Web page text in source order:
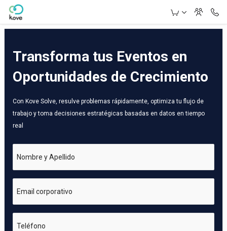
Skip to Main Content
Transforma tus Eventos en
Oportunidades de Crecimiento
Con Kove Solve, resulve problemas rápidamente, optimiza tu flujo de
trabajo y toma decisiones estratégicas basadas en datos en tiempo
real
Nombre y Apellido
Email corporativo
Teléfono